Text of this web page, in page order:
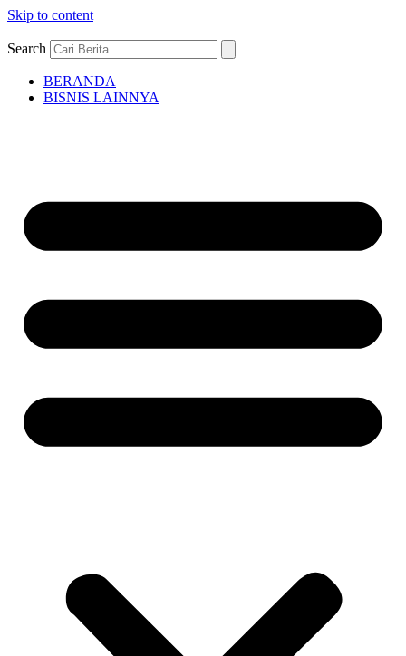
Skip to content
Search
BERANDA
BISNIS LAINNYA